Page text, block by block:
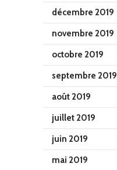
décembre 2019
novembre 2019
octobre 2019
septembre 2019
août 2019
juillet 2019
juin 2019
mai 2019